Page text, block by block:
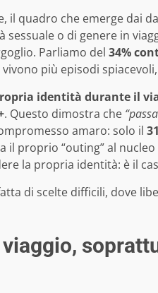
quadro che emerge dai
o di genere in
Parliamo del 34%
più episodi
identità durante il
. Questo dimostra che
amaro: solo il
il proprio “outing” al
la propria identità: è il
di scelte difficili, dove